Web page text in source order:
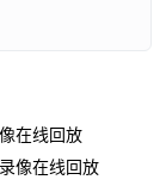
在线回放
像在线回放